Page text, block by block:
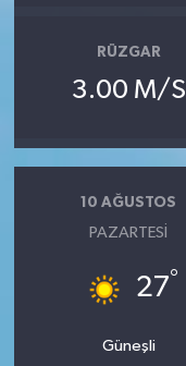
RÜZGAR
3.00 M/S
10 AĞUSTOS
PAZARTESI
27°
Güneşli